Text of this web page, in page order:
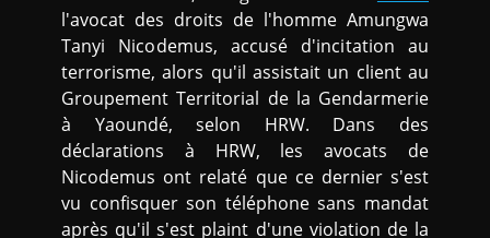
l'avocat des droits de l'homme Amungwa
Tanyi Nicodemus, accusé d'incitation au
terrorisme, alors qu'il assistait un client au
Groupement Territorial de la Gendarmerie
à Yaoundé, selon HRW. Dans des
déclarations à HRW, les avocats de
Nicodemus ont relaté que ce dernier s'est
vu confisquer son téléphone sans mandat
après qu'il s'est plaint d'une violation de la